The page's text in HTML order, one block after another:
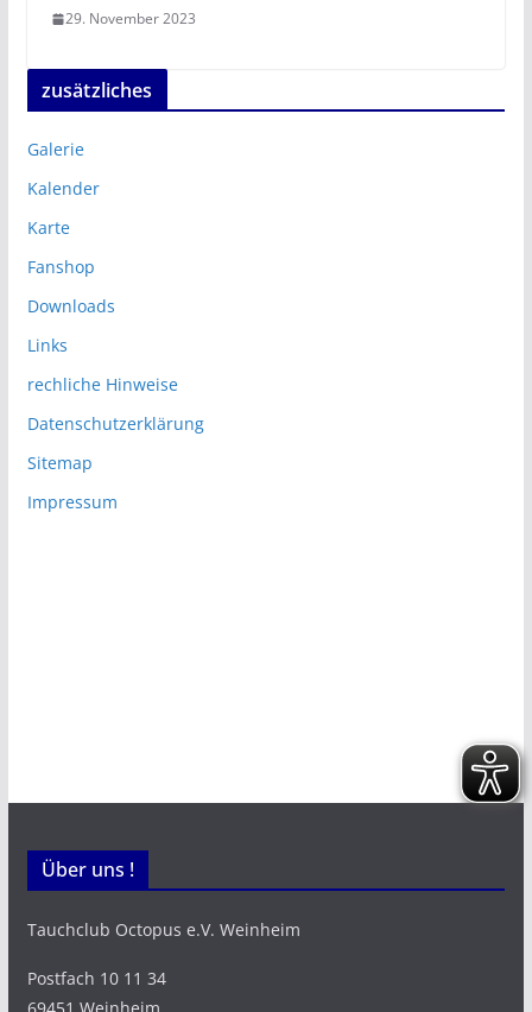
29. November 2023
zusätzliches
Galerie
Kalender
Karte
Fanshop
Downloads
Links
rechliche Hinweise
Datenschutzerklärung
Sitemap
Impressum
Über uns !
Tauchclub Octopus e.V. Weinheim
Postfach 10 11 34